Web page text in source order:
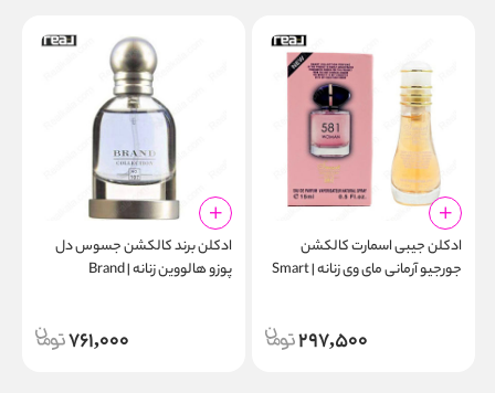
ادکلن جیبی اسمارت کالکشن
جورجیو آرمانی مای وی زنانه | Smart
297,500
ادکلن برند کالکشن جسوس دل
پوزو هالووین زنانه | Brand
761,000